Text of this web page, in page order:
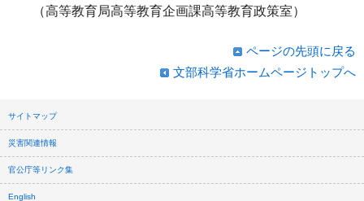
（高等教育局高等教育企画課高等教育政策室）
ページの先頭に戻る
文部科学省ホームページトップへ
サイトマップ
災害関連情報
官公庁等リンク集
English